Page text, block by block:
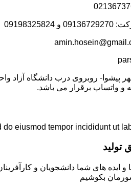
و واتساپ برقرار می باشد.
eiusmod tempor incididunt ut
تولید
و ایده های شما دانشجویان و
بکوشیم